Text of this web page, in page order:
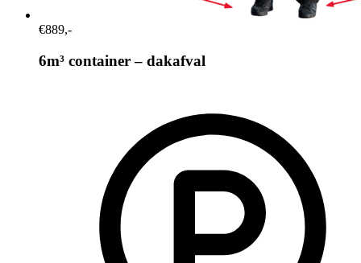
€889,-
6m³ container – dakafval